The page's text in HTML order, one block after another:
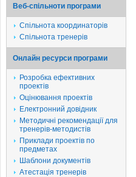
Веб-спільноти програми
Спільнота координаторів
Спільнота тренерів
Онлайн ресурси програми
Розробка ефективних
проектів
Оцінювання проектів
Електронний довідник
Методичні рекомендації для
тренерів-методистів
Приклади проектів по
предметах
Шаблони документів
Атестація тренерів